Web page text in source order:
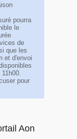
pourra
le
de
que les
et d'envoi
pour
Aon